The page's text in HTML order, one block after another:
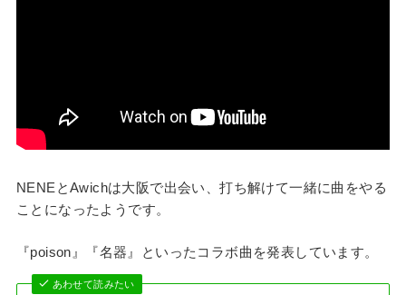
NENEとAwichは大阪で出会い、打ち解けて一緒に曲をやる
ことになったようです。
『poison』『名器』といったコラボ曲を発表しています。
あわせて読みたい